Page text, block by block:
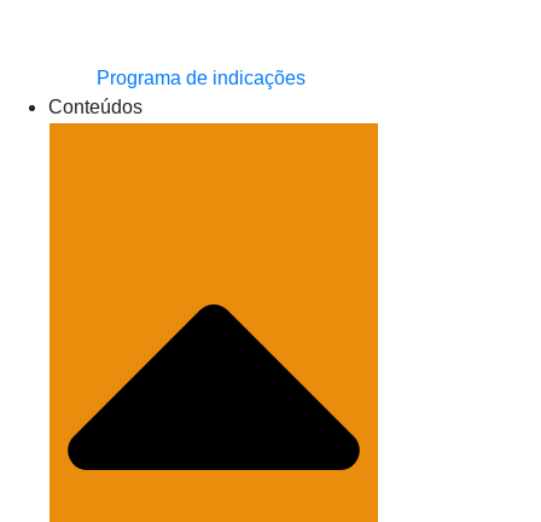
Programa de indicações
Conteúdos